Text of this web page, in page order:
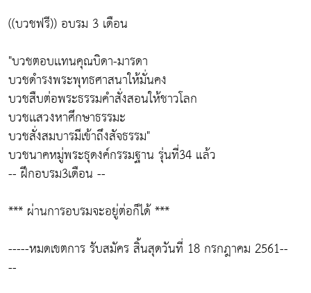
((บวชฟรี)) อบรม 3 เดือน
"บวชตอบเเทนคุณบิดา-มารดา
บวชดำรงพระพุทธศาสนาให้มั่นคง
บวชสืบต่อพระธรรมคำสั่งสอนให้ชาวโลก
บวชเเสวงหาศึกษาธรรมะ
บวชสั่งสมบารมีเข้าถึงสัจธรรม"
บวชนาคหมู่พระธุดงค์กรรมฐาน รุ่นที่34 แล้ว
-- ฝึกอบรม3เดือน --
*** ผ่านการอบรมจะอยู่ต่อก็ได้ ***
-----หมดเขตการ รับสมัคร สิ้นสุดวันที่ 18 กรกฎาคม 2561--
--